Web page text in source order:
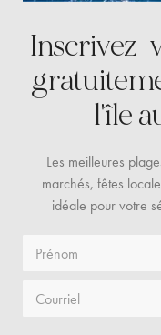
Inscrivez-
l'île
Les meilleures
marchés, fêtes
idéale pour votre
Prénom
Courriel